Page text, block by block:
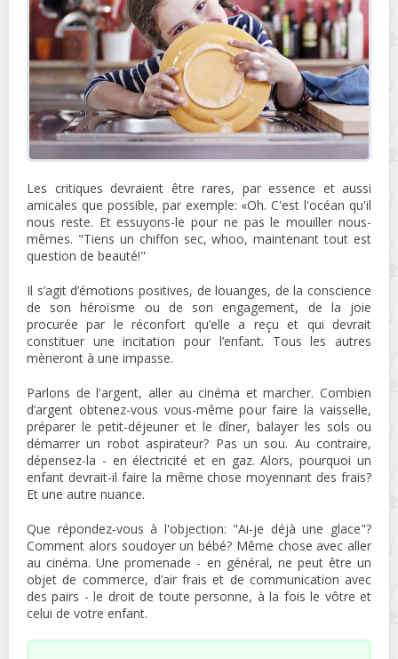
Les critiques devraient être rares, par essence et aussi
amicales que possible, par exemple: «Oh. C'est l'océan qu'il
nous reste. Et essuyons-le pour ne pas le mouiller nous-
mêmes. "Tiens un chiffon sec, whoo, maintenant tout est
question de beauté!"
Il s’agit d’émotions positives, de louanges, de la conscience
de son héroïsme ou de son engagement, de la joie
procurée par le réconfort qu’elle a reçu et qui devrait
constituer une incitation pour l’enfant. Tous les autres
mèneront à une impasse.
Parlons de l'argent, aller au cinéma et marcher. Combien
d’argent obtenez-vous vous-même pour faire la vaisselle,
préparer le petit-déjeuner et le dîner, balayer les sols ou
démarrer un robot aspirateur? Pas un sou. Au contraire,
dépensez-la - en électricité et en gaz. Alors, pourquoi un
enfant devrait-il faire la même chose moyennant des frais?
Et une autre nuance.
Que répondez-vous à l'objection: "Ai-je déjà une glace"?
Comment alors soudoyer un bébé? Même chose avec aller
au cinéma. Une promenade - en général, ne peut être un
objet de commerce, d’air frais et de communication avec
des pairs - le droit de toute personne, à la fois le vôtre et
celui de votre enfant.